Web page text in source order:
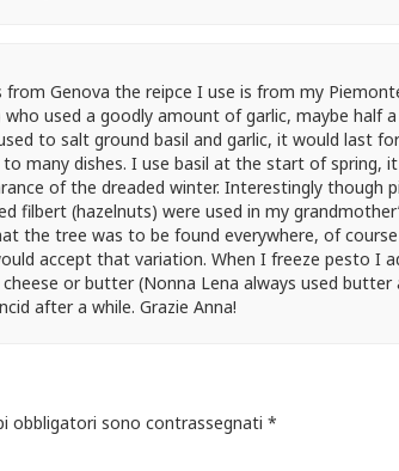
Genova the reipce I use is from my
used a goodly amount of garlic, maybe half a
to salt ground basil and garlic, it would last
many dishes. I use basil at the start of spring,
of the dreaded winter. Interestingly though
filbert (hazelnuts) were used in my
the tree was to be found everywhere, of
accept that variation. When I freeze pesto I
or butter (Nonna Lena always used butter
after a while. Grazie Anna!
obbligatori sono contrassegnati *